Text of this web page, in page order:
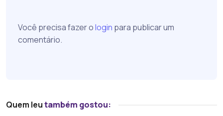
Você precisa fazer ologin para publicar um
comentário.
Quem leutambém gostou: